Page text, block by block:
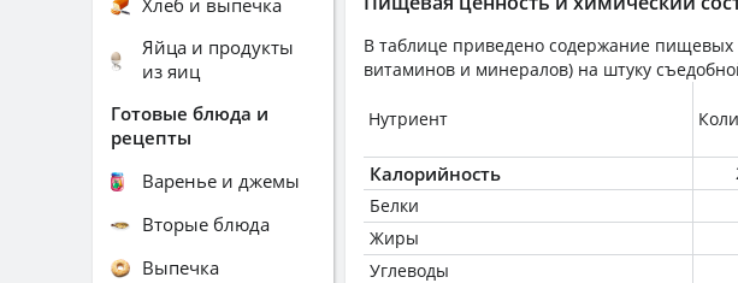
В таблице приведено содержание пищевых
витаминов и минералов) на штуку
Нутриент
Калорийность
Белки
Жиры
Углеводы
Яйца и продукты
из яиц
Готовые блюда и
рецепты
Варенье и джемы
Вторые блюда
Выпечка